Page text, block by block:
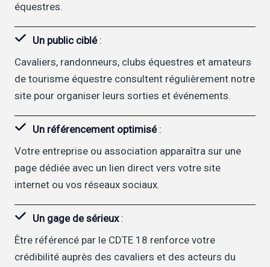
équestres.
Un public ciblé:
Cavaliers, randonneurs, clubs équestres et amateurs
de tourisme équestre consultent régulièrement notre
site pour organiser leurs sorties et événements.
Un référencement optimisé:
Votre entreprise ou association apparaîtra sur une
page dédiée avec un lien direct vers votre site
internet ou vos réseaux sociaux.
Un gage de sérieux:
Être référencé par le CDTE 18 renforce votre
crédibilité auprès des cavaliers et des acteurs du